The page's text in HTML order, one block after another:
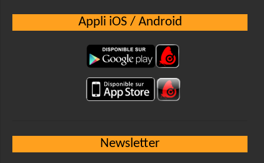
Appli iOS / Android
Newsletter